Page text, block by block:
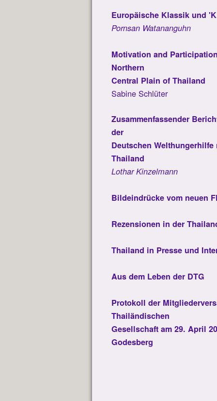
Europäische Klassik und
Pornsan Watananguhn
Motivation and
Northern
Central Plain of Thailand
Sabine Schlüter
Zusammenfassender
der
Deutschen
Thailand
Lothar Kinzelmann
Bildeindrücke vom neuen
Rezensionen in der
Thailand in Presse und
Aus dem Leben der DTG
Protokoll der
Thailändischen
Gesellschaft am 29. April
Godesberg